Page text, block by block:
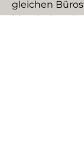
gleichen
identischen